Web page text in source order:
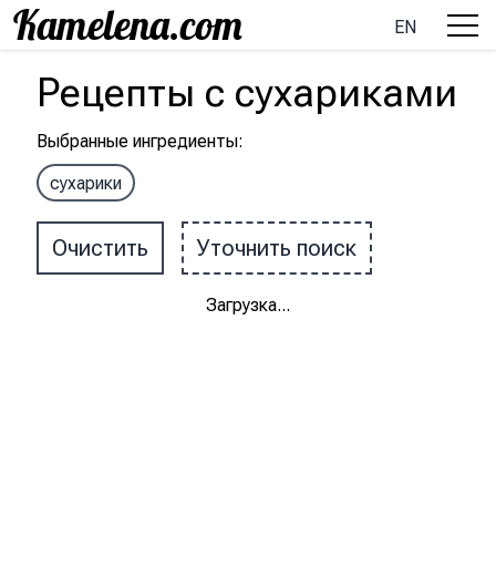
EN
Рецепты с сухариками
Выбранные ингредиенты:
сухарики
Очистить Уточнить поиск
Загрузка...